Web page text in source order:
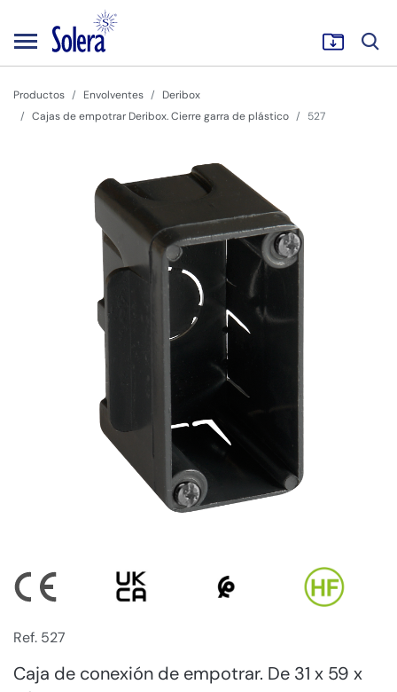
Productos Envolventes
Deribox
Cajas de empotrar Deribox. Cierre garra de plástico
527
Ref. 527
Caja de conexión de empotrar. De 31 x 59 x